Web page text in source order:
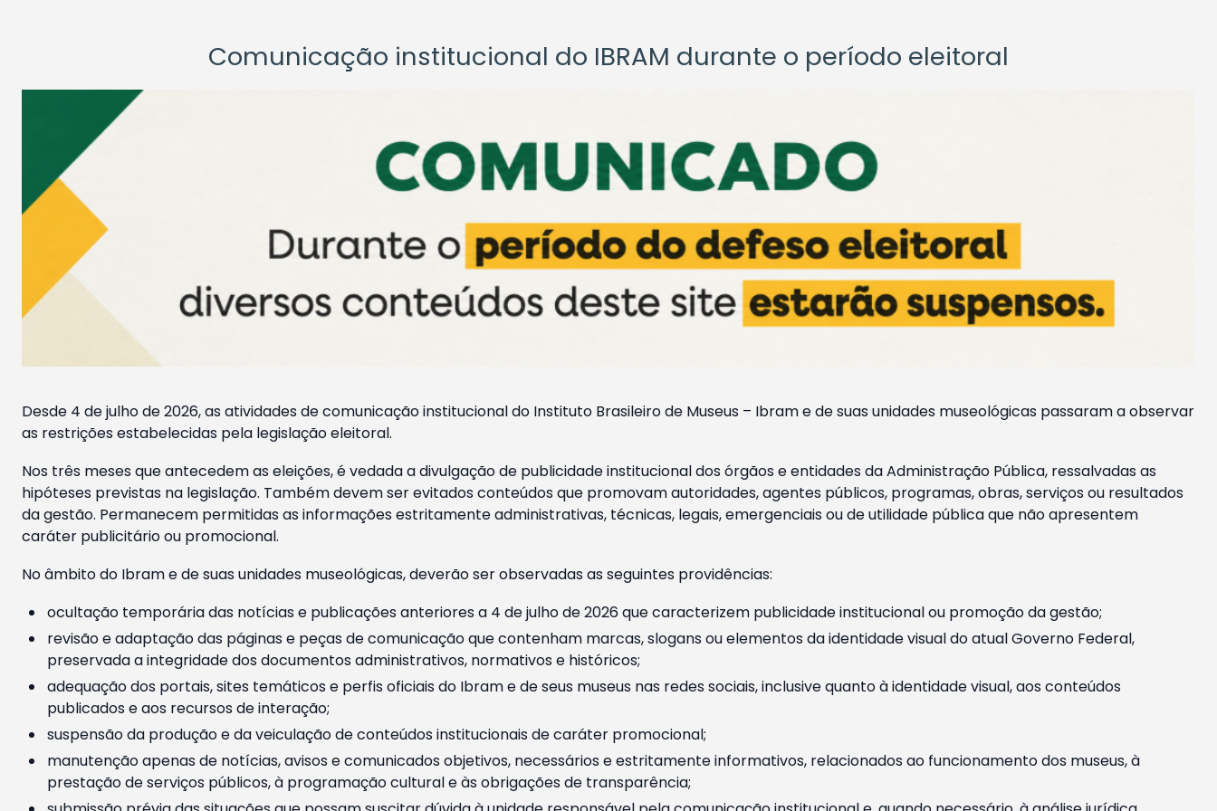
Comunicação institucional do IBRAM durante o período eleitoral
Desde 4 de julho de 2026, as atividades de comunicação institucional do Instituto Brasileiro de Museus – Ibram e de suas unidades museológicas passaram a observar
as restrições estabelecidas pela legislação eleitoral.
Nos três meses que antecedem as eleições, é vedada a divulgação de publicidade institucional dos órgãos e entidades da Administração Pública, ressalvadas as
hipóteses previstas na legislação. Também devem ser evitados conteúdos que promovam autoridades, agentes públicos, programas, obras, serviços ou resultados
da gestão. Permanecem permitidas as informações estritamente administrativas, técnicas, legais, emergenciais ou de utilidade pública que não apresentem
caráter publicitário ou promocional.
No âmbito do Ibram e de suas unidades museológicas, deverão ser observadas as seguintes providências:
ocultação temporária das notícias e publicações anteriores a 4 de julho de 2026 que caracterizem publicidade institucional ou promoção da gestão;
revisão e adaptação das páginas e peças de comunicação que contenham marcas, slogans ou elementos da identidade visual do atual Governo Federal,
preservada a integridade dos documentos administrativos, normativos e históricos;
adequação dos portais, sites temáticos e perfis oficiais do Ibram e de seus museus nas redes sociais, inclusive quanto à identidade visual, aos conteúdos
publicados e aos recursos de interação;
suspensão da produção e da veiculação de conteúdos institucionais de caráter promocional;
manutenção apenas de notícias, avisos e comunicados objetivos, necessários e estritamente informativos, relacionados ao funcionamento dos museus, à
prestação de serviços públicos, à programação cultural e às obrigações de transparência;